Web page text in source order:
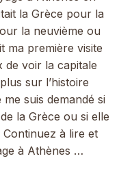
la Grèce pour la
la neuvième ou
ma première visite
de voir la capitale
sur l’histoire
me suis demandé si
la Grèce ou si elle
à lire et
à Athènes …